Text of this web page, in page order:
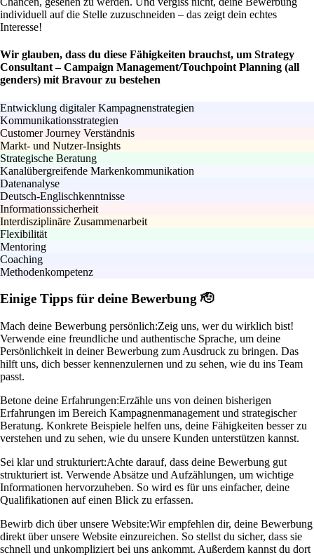
individuell auf die Stelle zuzuschneiden – das zeigt dein echtes
Interesse!
Wir glauben, dass du diese Fähigkeiten brauchst, um Strategy
Consultant – Campaign Management/Touchpoint Planning (all
genders) mit Bravour zu bestehen
Entwicklung digitaler Kampagnenstrategien
Kommunikationsstrategien
Customer Journey Verständnis
Markt- und Nutzer-Insights
Strategische Beratung
Kanalübergreifende Markenkommunikation
Datenanalyse
Deutsch-Englischkenntnisse
Informationssicherheit
Interdisziplinäre Zusammenarbeit
Flexibilität
Mentoring
Coaching
Methodenkompetenz
Einige Tipps für deine Bewerbung 🫡
Mach deine Bewerbung persönlich:Zeig uns, wer du wirklich bist!
Verwende eine freundliche und authentische Sprache, um deine
Persönlichkeit in deiner Bewerbung zum Ausdruck zu bringen. Das
hilft uns, dich besser kennenzulernen und zu sehen, wie du ins Team
passt.
Betone deine Erfahrungen:Erzähle uns von deinen bisherigen
Erfahrungen im Bereich Kampagnenmanagement und strategischer
Beratung. Konkrete Beispiele helfen uns, deine Fähigkeiten besser zu
verstehen und zu sehen, wie du unsere Kunden unterstützen kannst.
Sei klar und strukturiert:Achte darauf, dass deine Bewerbung gut
strukturiert ist. Verwende Absätze und Aufzählungen, um wichtige
Informationen hervorzuheben. So wird es für uns einfacher, deine
Qualifikationen auf einen Blick zu erfassen.
Bewirb dich über unsere Website:Wir empfehlen dir, deine Bewerbung
direkt über unsere Website einzureichen. So stellst du sicher, dass sie
schnell und unkompliziert bei uns ankommt. Außerdem kannst du dort